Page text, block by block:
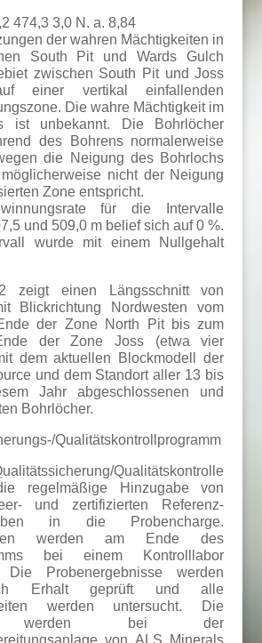
474,3 3,0 N. a. 8,84
der wahren Mächtigkeiten in
South Pit und Wards Gulch
zwischen South Pit und Joss
einer vertikal einfallenden
Die wahre Mächtigkeit im
ist unbekannt. Die Bohrlöcher
des Bohrens normalerweise
die Neigung des Bohrlochs
nicht der Neigung
Zone entspricht.
für die Intervalle
und 509,0 m belief sich auf 0 %.
wurde mit einem Nullgehalt
zeigt einen Längsschnitt von
Blickrichtung Nordwesten vom
der Zone North Pit bis zum
der Zone Joss (etwa vier
dem aktuellen Blockmodell der
und dem Standort aller 13 bis
Jahr abgeschlossenen und
Bohrlöcher.
Qualitätskontrollprogramm
Qualitätskontrolle
regelmäßige Hinzugabe von
und zertifizierten Referenz-
in die Probencharge.
werden am Ende des
bei einem Kontrolllabor
Die Probenergebnisse werden
Erhalt geprüft und alle
werden untersucht. Die
werden bei der
von ALS Minerals